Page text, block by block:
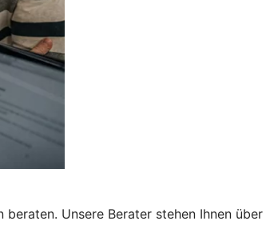
Unsere Berater stehen Ihnen